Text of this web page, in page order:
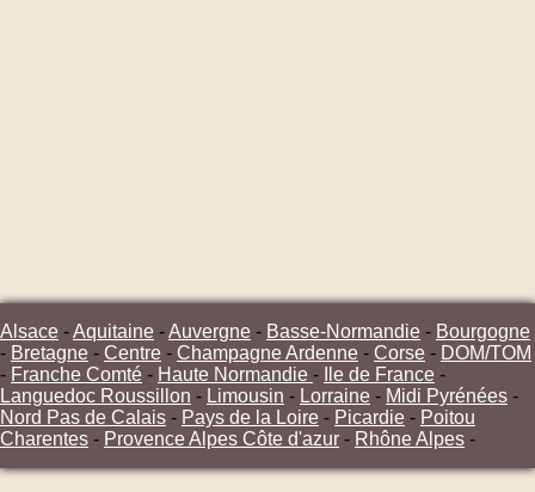
Alsace -Aquitaine -Auvergne - Basse-Normandie - Bourgogne
- Bretagne - Centre - Champagne Ardenne - Corse - DOM/TOM
- Franche Comté - Haute Normandie - Ile de France -
Languedoc Roussillon - Limousin - Lorraine - Midi Pyrénées -
Nord Pas de Calais - Pays de la Loire - Picardie - Poitou
Charentes - Provence Alpes Côte d'azur - Rhône Alpes -